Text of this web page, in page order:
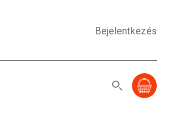
Bejelentkezés